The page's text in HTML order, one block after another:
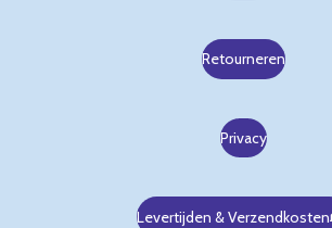
Retourneren
Privacy
Levertijden & Verzendkosten